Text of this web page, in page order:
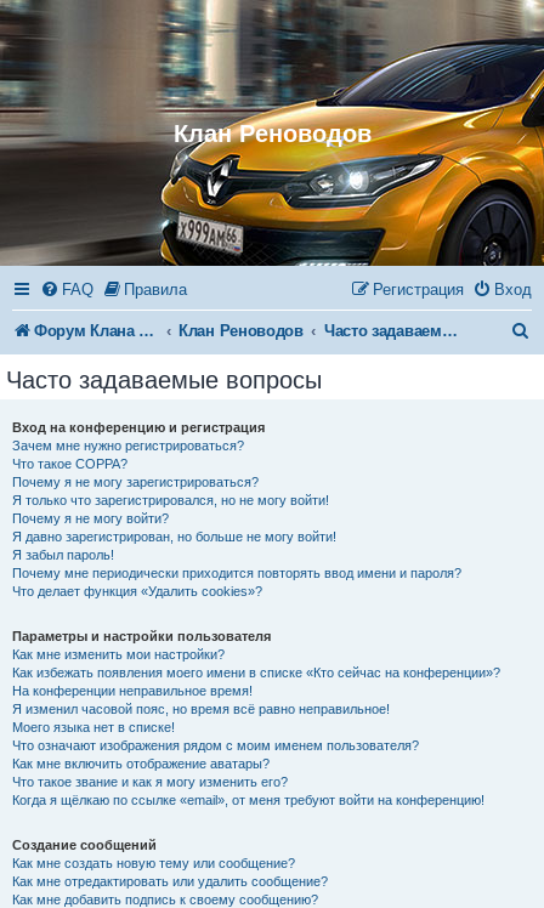
Клан Реноводов
FAQ Правила Вход
Регистрация
Форум Клана Реноводов Клан Реноводов Часто задаваемые вопросы
Часто задаваемые вопросы
Вход на конференцию и регистрация
Зачем мне нужно регистрироваться?
Что такое COPPA?
Почему я не могу зарегистрироваться?
Я только что зарегистрировался, но не могу войти!
Почему я не могу войти?
Я давно зарегистрирован, но больше не могу войти!
Я забыл пароль!
Почему мне периодически приходится повторять ввод имени и пароля?
Что делает функция «Удалить cookies»?
Параметры и настройки пользователя
Как мне изменить мои настройки?
Как избежать появления моего имени в списке «Кто сейчас на конференции»?
На конференции неправильное время!
Я изменил часовой пояс, но время всё равно неправильное!
Моего языка нет в списке!
Что означают изображения рядом с моим именем пользователя?
Как мне включить отображение аватары?
Что такое звание и как я могу изменить его?
Когда я щёлкаю по ссылке «email», от меня требуют войти на конференцию!
Создание сообщений
Как мне создать новую тему или сообщение?
Как мне отредактировать или удалить сообщение?
Как мне добавить подпись к своему сообщению?